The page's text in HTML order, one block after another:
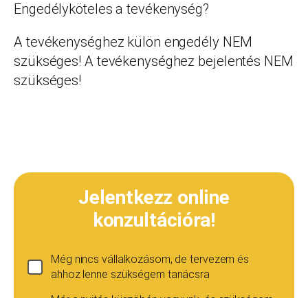
Engedélyköteles a tevékenység?
A tevékenységhez külön engedély NEM
szükséges! A tevékenységhez bejelentés NEM
szükséges!
Jelentkezz online
konzultációra!
Még nincs vállalkozásom, de tervezem és
ahhoz lenne szükségem tanácsra